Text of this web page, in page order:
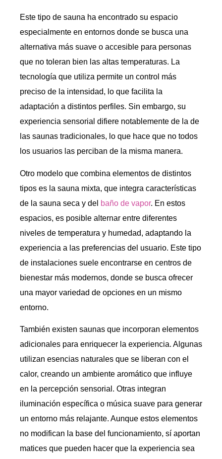
Este tipo de sauna ha encontrado su espacio
especialmente en entornos donde se busca una
alternativa más suave o accesible para personas
que no toleran bien las altas temperaturas. La
tecnología que utiliza permite un control más
preciso de la intensidad, lo que facilita la
adaptación a distintos perfiles. Sin embargo, su
experiencia sensorial difiere notablemente de la de
las saunas tradicionales, lo que hace que no todos
los usuarios las perciban de la misma manera.
Otro modelo que combina elementos de distintos
tipos es la sauna mixta, que integra características
de la sauna seca y del baño de vapor. En estos
espacios, es posible alternar entre diferentes
niveles de temperatura y humedad, adaptando la
experiencia a las preferencias del usuario. Este tipo
de instalaciones suele encontrarse en centros de
bienestar más modernos, donde se busca ofrecer
una mayor variedad de opciones en un mismo
entorno.
También existen saunas que incorporan elementos
adicionales para enriquecer la experiencia. Algunas
utilizan esencias naturales que se liberan con el
calor, creando un ambiente aromático que influye
en la percepción sensorial. Otras integran
iluminación específica o música suave para generar
un entorno más relajante. Aunque estos elementos
no modifican la base del funcionamiento, sí aportan
matices que pueden hacer que la experiencia sea